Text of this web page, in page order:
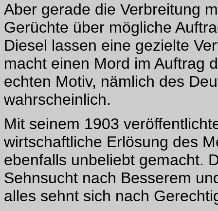
Aber gerade die Verbreitung
Gerüchte über mögliche
Diesel lassen eine gezielte
macht einen Mord im Auftrag
echten Motiv, nämlich des
wahrscheinlich.
Mit seinem 1903
wirtschaftliche Erlösung des
ebenfalls unbeliebt gemacht.
Sehnsucht nach Besserem
alles sehnt sich nach